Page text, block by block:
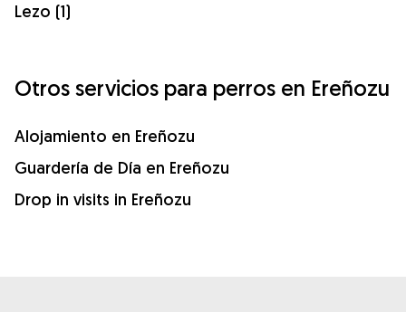
Lezo (1)
Otros servicios para perros en Ereñozu
Alojamiento en Ereñozu
Guardería de Día en Ereñozu
Drop in visits in Ereñozu